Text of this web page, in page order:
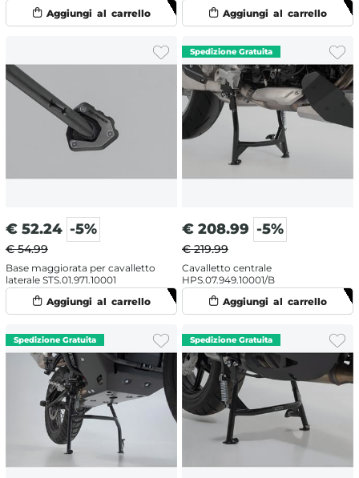
€ 52.24 -5%
€ 54.99
Base maggiorata per cavalletto
laterale STS.01.971.10001
€ 208.99 -5%
€ 219.99
Cavalletto centrale
HPS.07.949.10001/B